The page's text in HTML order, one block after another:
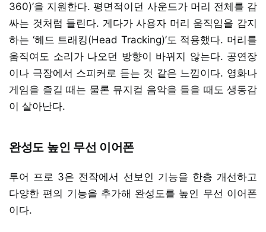
360)’을 지원한다. 평면적이던 사운드가 머리 전체를 감
싸는 것처럼 들린다. 게다가 사용자 머리 움직임을 감지
하는 ‘헤드 트래킹(Head Tracking)’도 적용했다. 머리를
움직여도 소리가 나오던 방향이 바뀌지 않는다. 공연장
이나 극장에서 스피커로 듣는 것 같은 느낌이다. 영화나
게임을 즐길 때는 물론 뮤지컬 음악을 들을 때도 생동감
이 살아난다.
완성도 높인 무선 이어폰
투어 프로 3은 전작에서 선보인 기능을 한층 개선하고
다양한 편의 기능을 추가해 완성도를 높인 무선 이어폰
이다.